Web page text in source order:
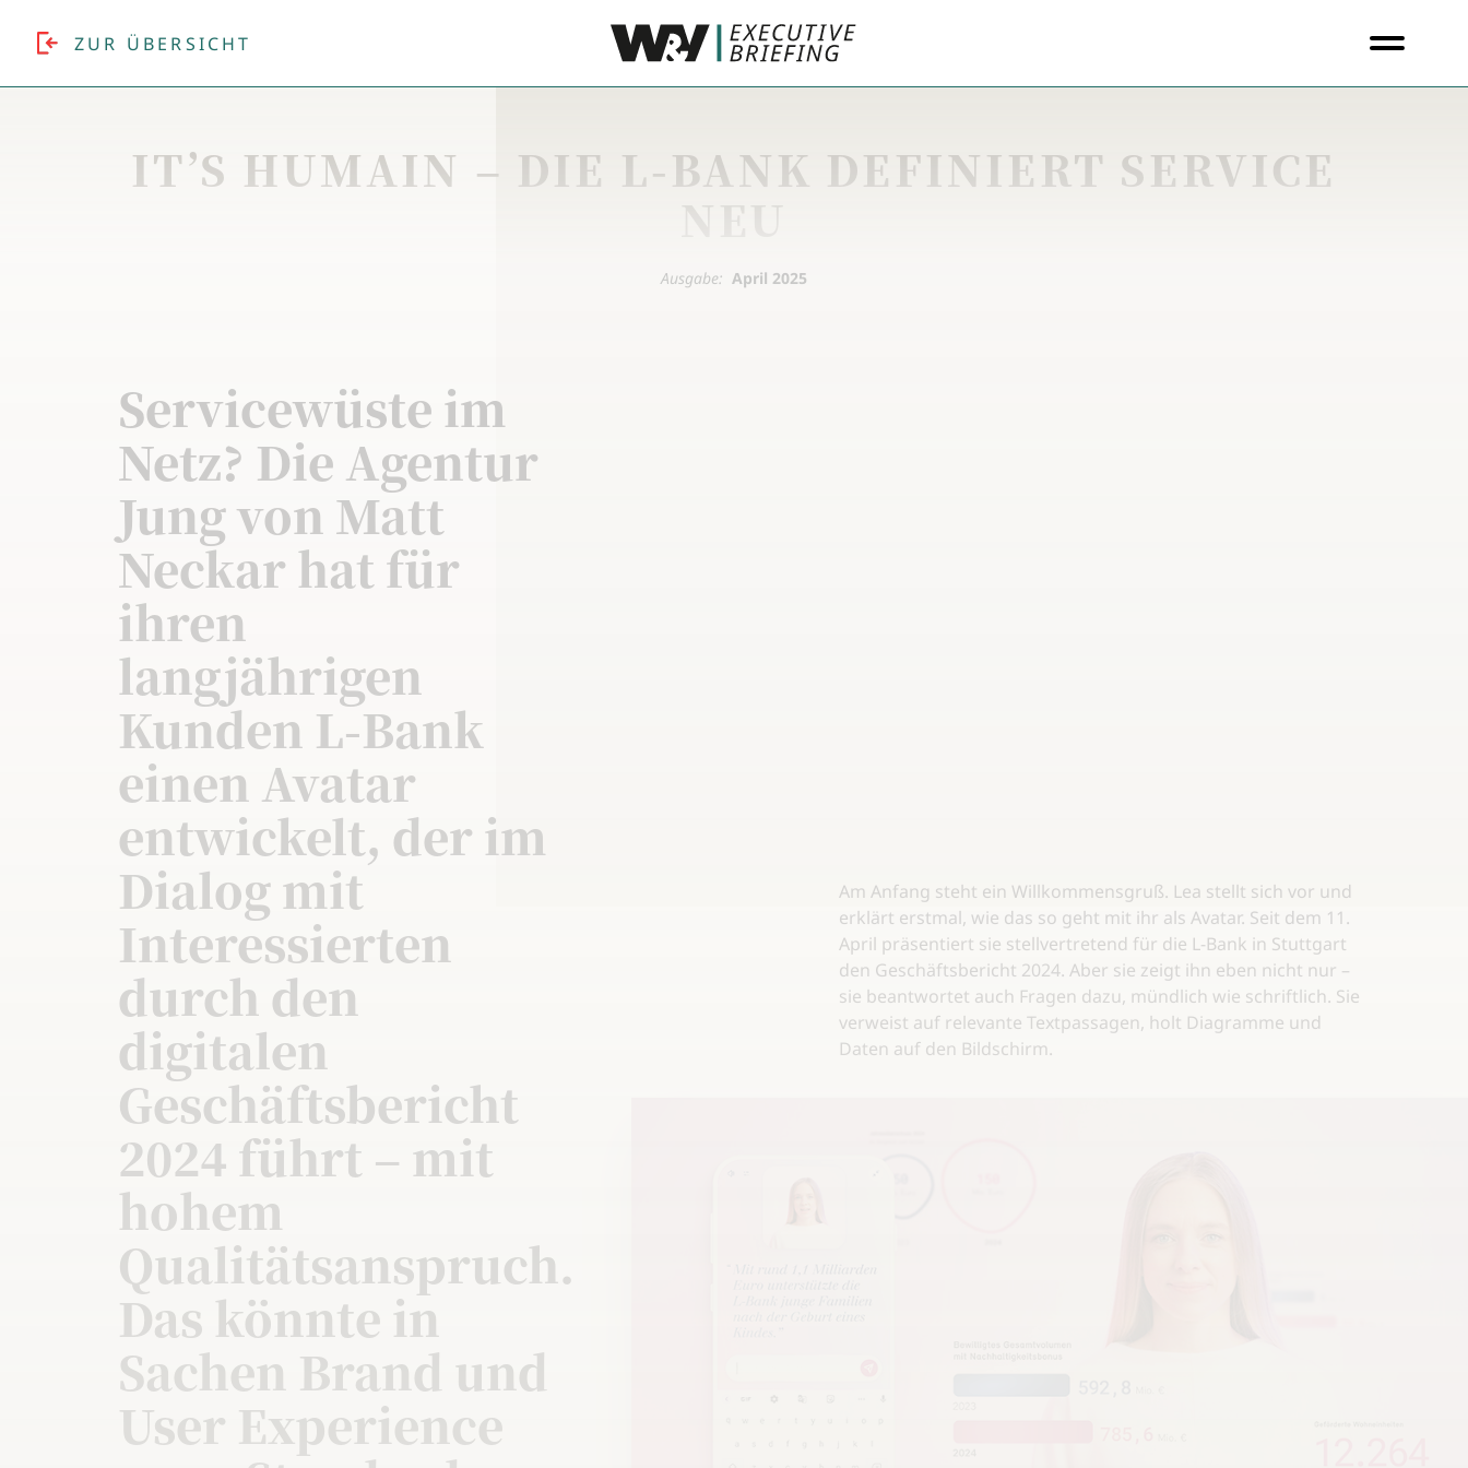
ZUR ÜBERSICHT
IT’S HUMAIN – DIE L-BANK DEFINIERT SERVICE
NEU
Ausgabe: April 2025
Servicewüste im
Netz? Die Agentur
Jung von Matt
Neckar hat für
ihren
langjährigen
Kunden L-Bank
einen Avatar
entwickelt, der im
Dialog mit
Interessierten
durch den
digitalen
Geschäftsbericht
2024 führt – mit
hohem
Qualitätsanspruch.
Das könnte in
Sachen Brand und
User Experience
Am Anfang steht ein Willkommensgruß. Lea stellt sich vor und
erklärt erstmal, wie das so geht mit ihr als Avatar. Seit dem 11.
April präsentiert sie stellvertretend für die L-Bank in Stuttgart
den Geschäftsbericht 2024. Aber sie zeigt ihn eben nicht nur –
sie beantwortet auch Fragen dazu, mündlich wie schriftlich. Sie
verweist auf relevante Textpassagen, holt Diagramme und
Daten auf den Bildschirm.